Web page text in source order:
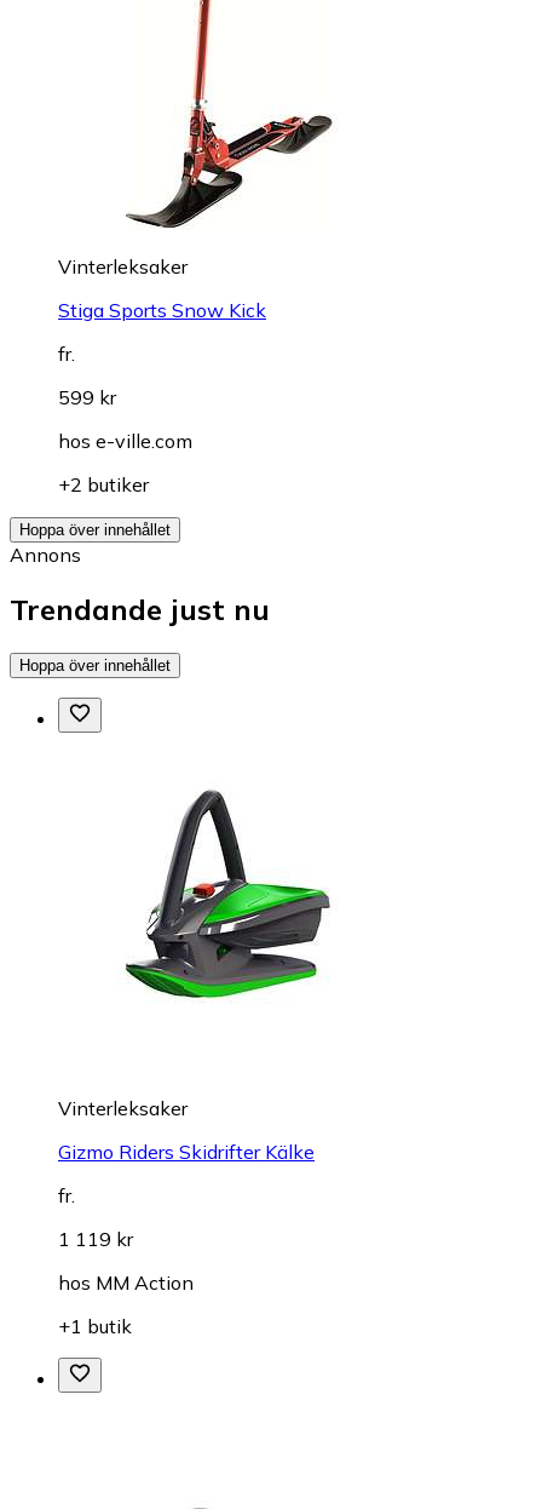
Vinterleksaker
Stiga Sports Snow Kick
fr.
599 kr
hos e-ville.com
+2 butiker
Hoppa över innehållet
Annons
Trendande just nu
Hoppa över innehållet
Vinterleksaker
Gizmo Riders Skidrifter Kälke
fr.
1 119 kr
hos MM Action
+1 butik